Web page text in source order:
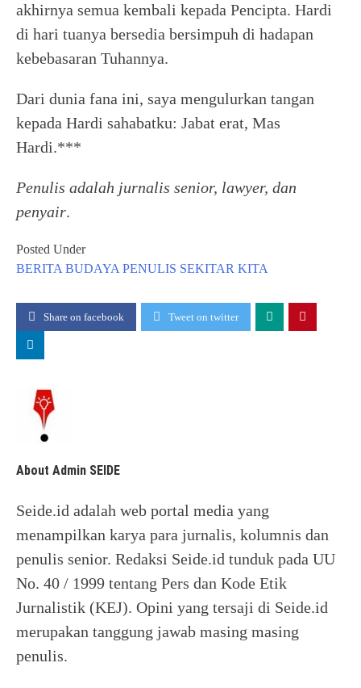
akhirnya semua kembali kepada Pencipta. Hardi
di hari tuanya bersedia bersimpuh di hadapan
kebebasaran Tuhannya.
Dari dunia fana ini, saya mengulurkan tangan
kepada Hardi sahabatku: Jabat erat, Mas
Hardi.***
Penulis adalah jurnalis senior, lawyer, dan
penyair.
Posted Under
BERITA BUDAYA PENULIS SEKITAR KITA
Share on facebook Tweet on twitter
About Admin SEIDE
Seide.id adalah web portal media yang
menampilkan karya para jurnalis, kolumnis dan
penulis senior. Redaksi Seide.id tunduk pada UU
No. 40 / 1999 tentang Pers dan Kode Etik
Jurnalistik (KEJ). Opini yang tersaji di Seide.id
merupakan tanggung jawab masing masing
penulis.